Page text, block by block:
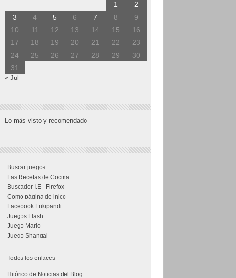
1
2
3
4 5 6 7 8
9
10
11 12 13 14 15
16
17
18 19 20 21 22
23
24
25 26 27 28 29
30
31
« Jul
Lo más visto y recomendado
Buscar juegos
Las Recetas de Cocina
Buscador I.E - Firefox
Como página de inico
Facebook Frikipandi
Juegos Flash
Juego Mario
Juego Shangai
Todos los enlaces
Hitórico de Noticias del Blog